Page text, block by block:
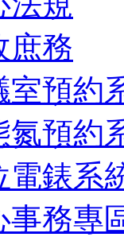
庶務
室預約
氮預約
電錶系
事務專